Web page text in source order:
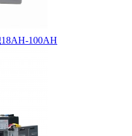
100AH